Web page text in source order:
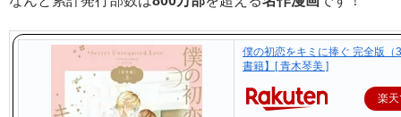
僕の初恋をキミに捧ぐ 完全版（
書籍】[ 青木琴美 ]
楽